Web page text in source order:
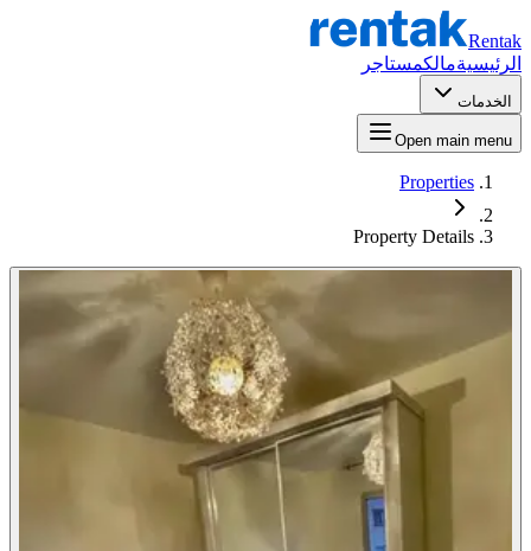
Rentak
الرئيسيةمالكمستاجر
الخدمات
Open main menu
Properties
Property Details